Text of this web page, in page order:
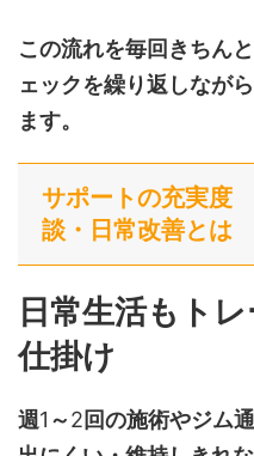
この流れを毎回きちん
ェックを繰り返しなが
ます。
サポートの充実度
談・日常改善とは
日常生活もト
仕掛け
週1 ～2回の施術やジム